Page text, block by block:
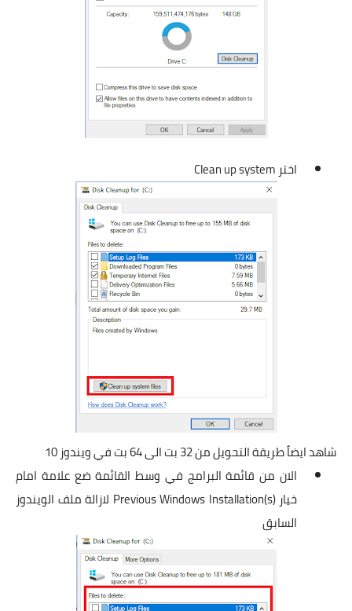
اختر Clean up system
شاهد ايضاً طريقة التحويل من 32 بت الى 64 بت في ويندوز 10
الان من قائمة البرامج في وسط القائمة ضع علامة امام
خيار (Previous Windows Installation(s لازالة ملف الويندوز
السابق